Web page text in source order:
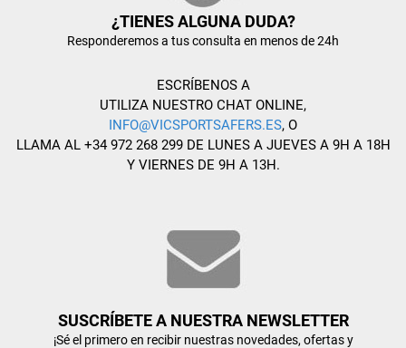
¿TIENES ALGUNA DUDA?
Responderemos a tus consulta en menos de 24h
ESCRÍBENOS A
UTILIZA NUESTRO CHAT ONLINE,
INFO@VICSPORTSAFERS.ES, O
LLAMA AL +34 972 268 299 DE LUNES A JUEVES A 9H A 18H
Y VIERNES DE 9H A 13H.
SUSCRÍBETE A NUESTRA NEWSLETTER
¡Sé el primero en recibir nuestras novedades, ofertas y